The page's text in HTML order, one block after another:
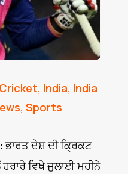
Cricket, India, India
, Sports
ਭਾਰਤ ਦੇਸ਼ ਦੀ ਕ੍ਰਿਕਟ
ਵਿਖੇ ਜੁਲਾਈ ਮਹੀਨੇ